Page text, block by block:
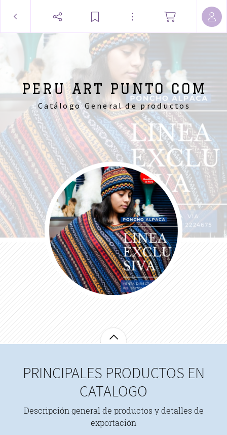
Catálogo General de productos
PERU ART PUNTO COM
PRINCIPALES PRODUCTOS EN
CATALOGO
Descripción general de productos y detalles de
exportación